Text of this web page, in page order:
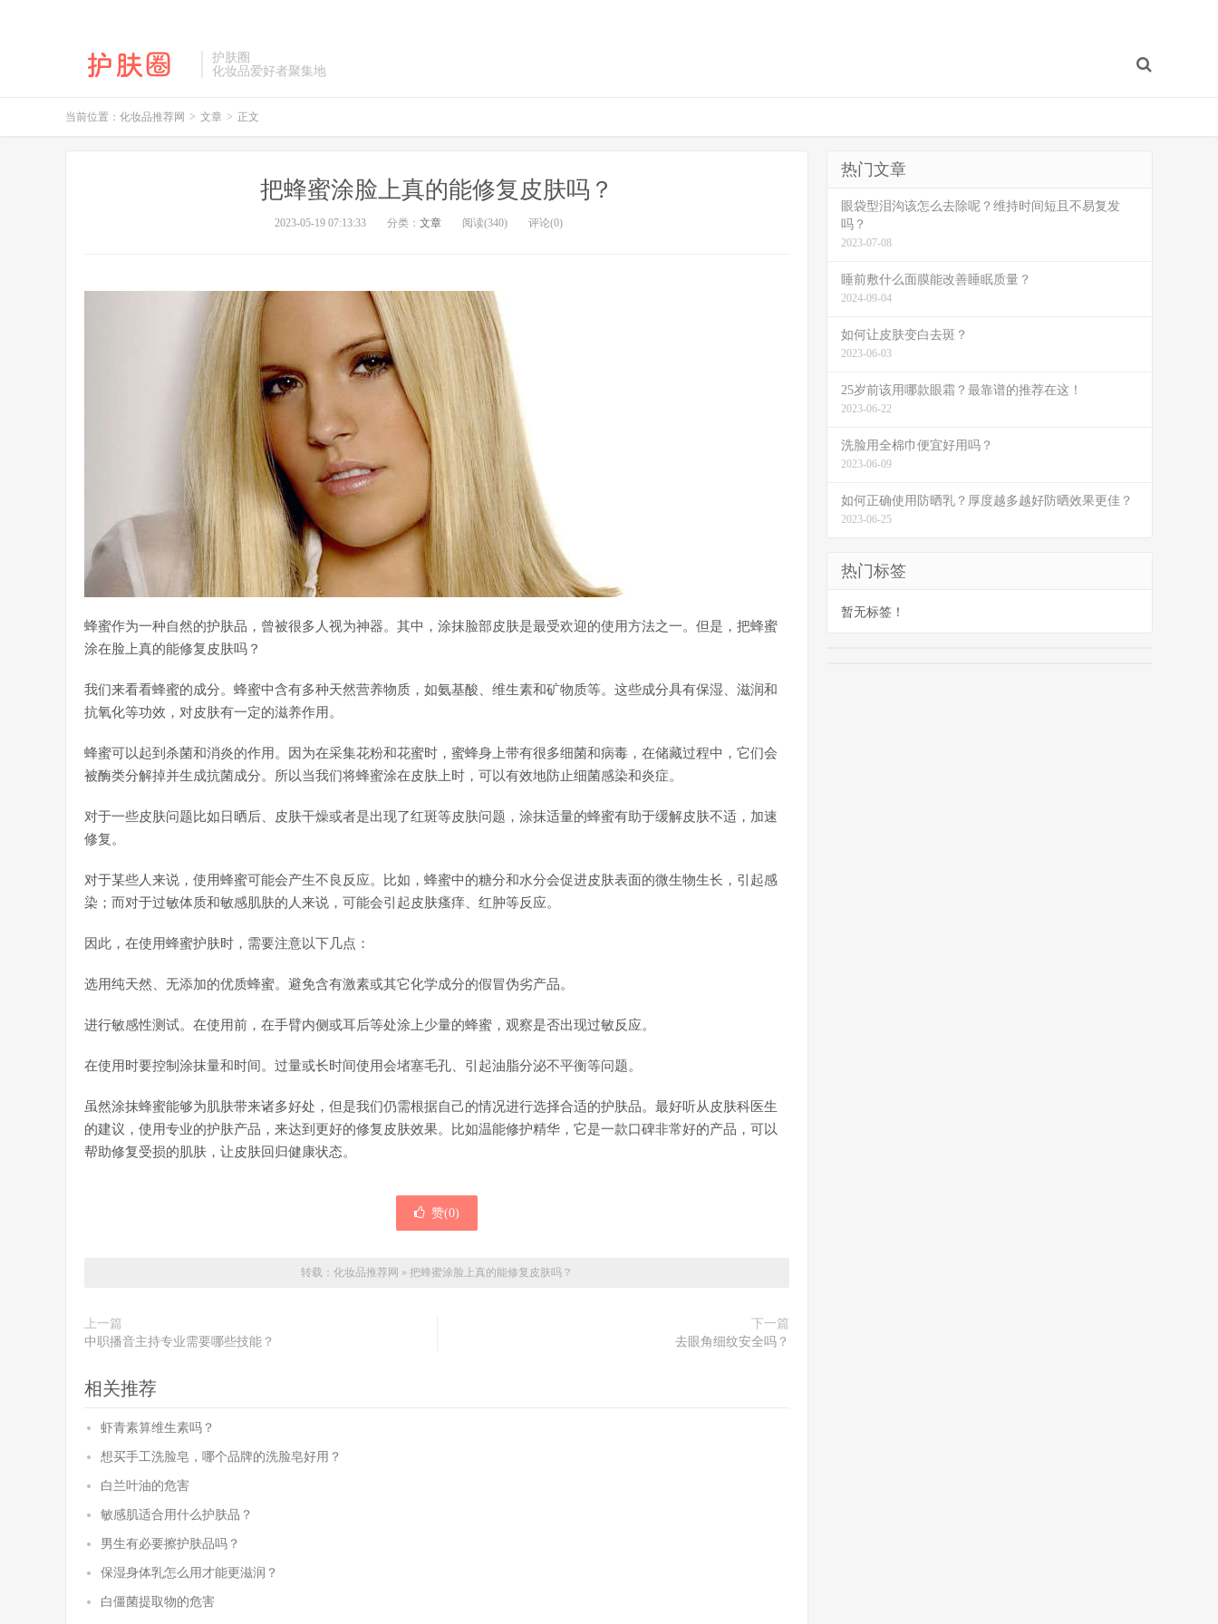
护肤圈
化妆品爱好者聚集地
当前位置： 化妆品推荐网 > 文章 > 正文
把蜂蜜涂脸上真的能修复皮肤吗？
2023-05-19 07:13:33 分类： 文章 阅读(340) 评论(0)
蜂蜜作为一种自然的护肤品，曾被很多人视为神器。其中，涂抹脸部皮肤是最受欢迎的使用方法之一。但是，把蜂蜜
涂在脸上真的能修复皮肤吗？
我们来看看蜂蜜的成分。蜂蜜中含有多种天然营养物质，如氨基酸、维生素和矿物质等。这些成分具有保湿、滋润和
抗氧化等功效，对皮肤有一定的滋养作用。
蜂蜜可以起到杀菌和消炎的作用。因为在采集花粉和花蜜时，蜜蜂身上带有很多细菌和病毒，在储藏过程中，它们会
被酶类分解掉并生成抗菌成分。所以当我们将蜂蜜涂在皮肤上时，可以有效地防止细菌感染和炎症。
对于一些皮肤问题比如日晒后、皮肤干燥或者是出现了红斑等皮肤问题，涂抹适量的蜂蜜有助于缓解皮肤不适，加速
修复。
对于某些人来说，使用蜂蜜可能会产生不良反应。比如，蜂蜜中的糖分和水分会促进皮肤表面的微生物生长，引起感
染；而对于过敏体质和敏感肌肤的人来说，可能会引起皮肤瘙痒、红肿等反应。
因此，在使用蜂蜜护肤时，需要注意以下几点：
选用纯天然、无添加的优质蜂蜜。避免含有激素或其它化学成分的假冒伪劣产品。
进行敏感性测试。在使用前，在手臂内侧或耳后等处涂上少量的蜂蜜，观察是否出现过敏反应。
在使用时要控制涂抹量和时间。过量或长时间使用会堵塞毛孔、引起油脂分泌不平衡等问题。
虽然涂抹蜂蜜能够为肌肤带来诸多好处，但是我们仍需根据自己的情况进行选择合适的护肤品。最好听从皮肤科医生
的建议，使用专业的护肤产品，来达到更好的修复皮肤效果。比如温能修护精华，它是一款口碑非常好的产品，可以
帮助修复受损的肌肤，让皮肤回归健康状态。
赞(0)
转载： 化妆品推荐网 » 把蜂蜜涂脸上真的能修复皮肤吗？
上一篇
中职播音主持专业需要哪些技能？
下一篇
去眼角细纹安全吗？
相关推荐
虾青素算维生素吗？
想买手工洗脸皂，哪个品牌的洗脸皂好用？
白兰叶油的危害
敏感肌适合用什么护肤品？
男生有必要擦护肤品吗？
保湿身体乳怎么用才能更滋润？
白僵菌提取物的危害
热门文章
眼袋型泪沟该怎么去除呢？维持时间短且不易复发
吗？
2023-07-08
睡前敷什么面膜能改善睡眠质量？
2024-09-04
如何让皮肤变白去斑？
2023-06-03
25岁前该用哪款眼霜？最靠谱的推荐在这！
2023-06-22
洗脸用全棉巾便宜好用吗？
2023-06-09
如何正确使用防晒乳？厚度越多越好防晒效果更佳？
2023-06-25
热门标签
暂无标签！